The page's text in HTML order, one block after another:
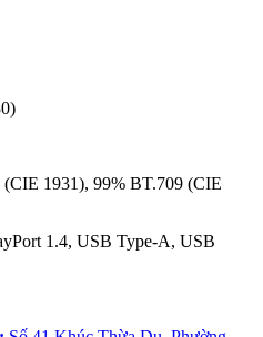
1931), 99% BT.709 (CIE
1.4, USB Type-A, USB